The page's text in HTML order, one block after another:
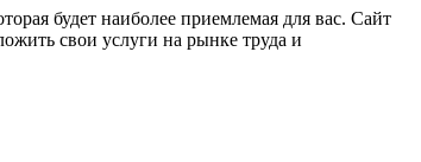
будет наиболее приемлемая для вас. Сайт
свои услуги на рынке труда и